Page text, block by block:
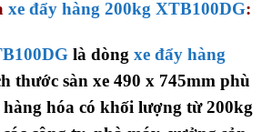
xe đẩy hàng 200kg XTB100DG:
là dòng xe đẩy hàng
thước sàn xe 490 x 745mm phù
hóa có khối lượng từ 200kg